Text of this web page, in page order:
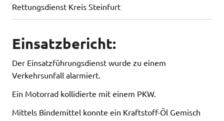
Rettungsdienst Kreis Steinfurt
Einsatzbericht:
Der Einsatzführungsdienst wurde zu einem
Verkehrsunfall alarmiert.
Ein Motorrad kollidierte mit einem PKW.
Mittels Bindemittel konnte ein Kraftstoff-Öl Gemisch